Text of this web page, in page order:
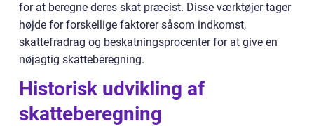
for at beregne deres skat præcist. Disse værktøjer tager
højde for forskellige faktorer såsom indkomst,
skattefradrag og beskatningsprocenter for at give en
nøjagtig skatteberegning.
Historisk udvikling af
skatteberegning